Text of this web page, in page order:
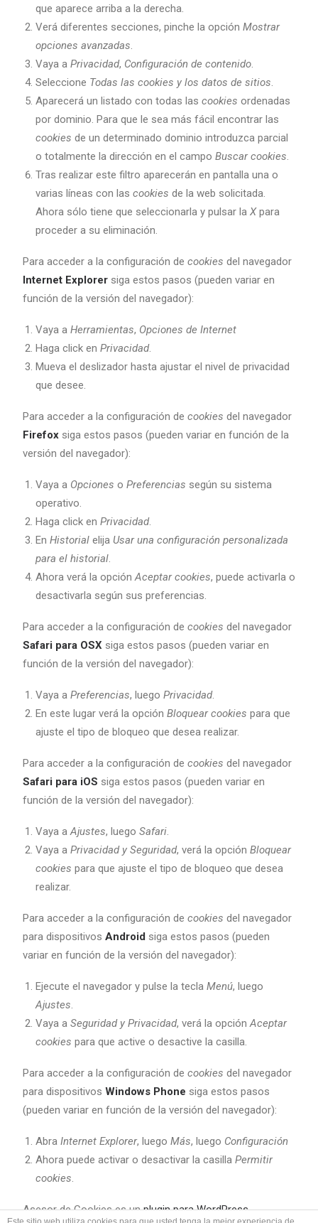
que aparece arriba a la derecha.
Verá diferentes secciones, pinche la opción Mostrar
opciones avanzadas.
Vaya a Privacidad, Configuración de contenido.
Seleccione Todas las cookies y los datos de sitios.
Aparecerá un listado con todas las cookies ordenadas
por dominio. Para que le sea más fácil encontrar las
cookies de un determinado dominio introduzca parcial
o totalmente la dirección en el campo Buscar cookies.
Tras realizar este filtro aparecerán en pantalla una o
varias líneas con las cookies de la web solicitada.
Ahora sólo tiene que seleccionarla y pulsar la Xpara
proceder a su eliminación.
Para acceder a la configuración de cookies del navegador
Internet Explorer siga estos pasos (pueden variar en
función de la versión del navegador):
Vaya a Herramientas, Opciones de Internet
Haga click en Privacidad.
Mueva el deslizador hasta ajustar el nivel de privacidad
que desee.
Para acceder a la configuración de cookies del navegador
Firefox siga estos pasos (pueden variar en función de la
versión del navegador):
Vaya a Opciones o Preferencias según su sistema
operativo.
Haga click en Privacidad.
En Historial elija Usar una configuración personalizada
para el historial.
Ahora verá la opciónAceptar cookies, puede activarla o
desactivarla según sus preferencias.
Para acceder a la configuración de cookies del navegador
Safari para OSX siga estos pasos (pueden variar en
función de la versión del navegador):
Vaya a Preferencias, luego Privacidad.
En este lugar verá la opción Bloquear cookies para que
ajuste el tipo de bloqueo que desea realizar.
Para acceder a la configuración de cookies del navegador
Safari para iOS siga estos pasos (pueden variar en
función de la versión del navegador):
Vaya aAjustes, luego Safari.
Vaya a Privacidad y Seguridad, verá la opción Bloquear
cookies para que ajuste el tipo de bloqueo que desea
realizar.
Para acceder a la configuración de cookies del navegador
para dispositivos Android siga estos pasos (pueden
variar en función de la versión del navegador):
Ejecute el navegador y pulse la tecla Menú, luego
Ajustes.
Vaya a Seguridad y Privacidad, verá la opciónAceptar
cookies para que active o desactive la casilla.
Para acceder a la configuración de cookies del navegador
para dispositivos Windows Phone siga estos pasos
(pueden variar en función de la versión del navegador):
Abra Internet Explorer, luego Más, luego Configuración
Ahora puede activar o desactivar la casilla Permitir
cookies.
Asesor de Cookies es unplugin para WordPress